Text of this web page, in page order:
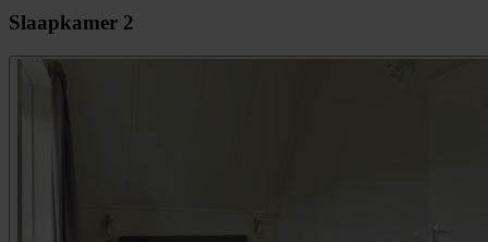
Slaapkamer 2